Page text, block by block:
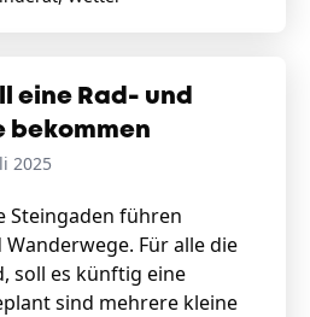
eine Rad- und
bekommen
2025
Steingaden führen
Für alle die
soll es künftig eine
sind mehrere kleine